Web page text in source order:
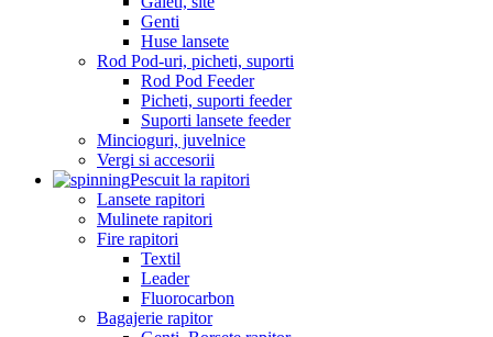
Genti
Huse lansete
Rod Pod-uri, picheti, suporti
Rod Pod Feeder
Picheti, suporti feeder
Suporti lansete feeder
Mincioguri, juvelnice
Vergi si accesorii
Pescuit la rapitori
Lansete rapitori
Mulinete rapitori
Fire rapitori
Textil
Leader
Fluorocarbon
Bagajerie rapitor